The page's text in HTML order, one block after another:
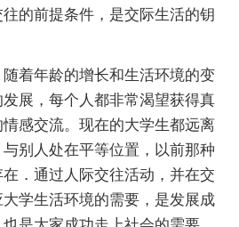
的前提条件，是交际生活的钥
着年龄的增长和生活环境的变
展，每个人都非常渴望获得真
感交流。现在的大学生都远离
别人处在平等位置，以前那种
．通过人际交往活动，并在交
学生活环境的需要，是发展成